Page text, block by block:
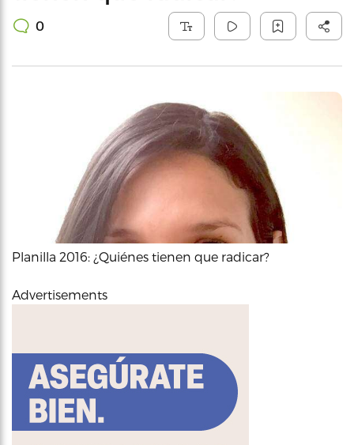
0
Planilla 2016: ¿Quiénes tienen que radicar?
Advertisements